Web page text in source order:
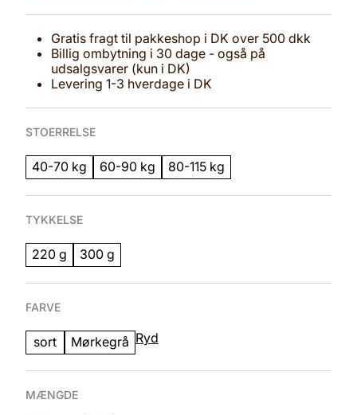
Gratis fragt til pakkeshop i DK over 500 dkk
Billig ombytning i 30 dage - også på
udsalgsvarer (kun i DK)
Levering 1-3 hverdage i DK
STOERRELSE
40-70 kg 60-90 kg 80-115 kg
TYKKELSE
220 g 300 g
FARVE
sort Mørkegrå Ryd
MÆNGDE